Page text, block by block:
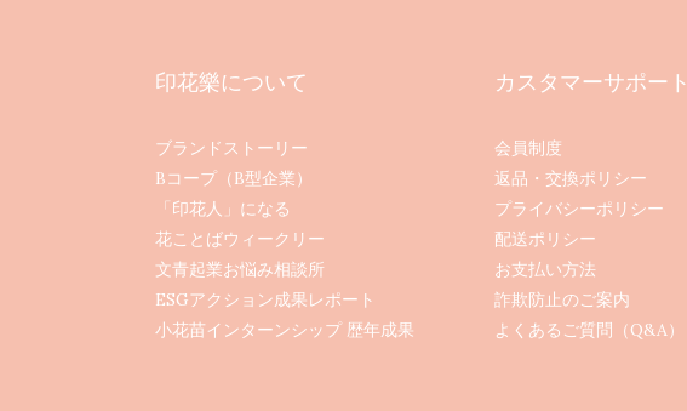
印花樂について
ブランドストーリー
Bコープ（B型企業）
「印花人」になる
花ことばウィークリー
文青起業お悩み相談所
ESGアクション成果レポート
小花苗インターンシップ 歴年成果
カスタマーサポート
会員制度
返品・交換ポリシー
プライバシーポリシー
配送ポリシー
お支払い方法
詐欺防止のご案内
よくあるご質問（Q&A）